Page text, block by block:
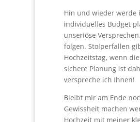
Hin und wieder werde
individuelles Budget
unseriöse
folgen. Stolperfallen
Hochzeitstag, wenn
sichere Planung ist
verspreche ich Ihnen!
Bleibt mir am Ende
Gewissheit machen
Hochzeit mit meiner